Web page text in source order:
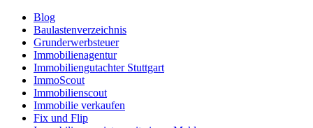
Blog
Baulastenverzeichnis
Grunderwerbsteuer
Immobilienagentur
Immobiliengutachter Stuttgart
ImmoScout
Immobilienscout
Immobilie verkaufen
Fix und Flip